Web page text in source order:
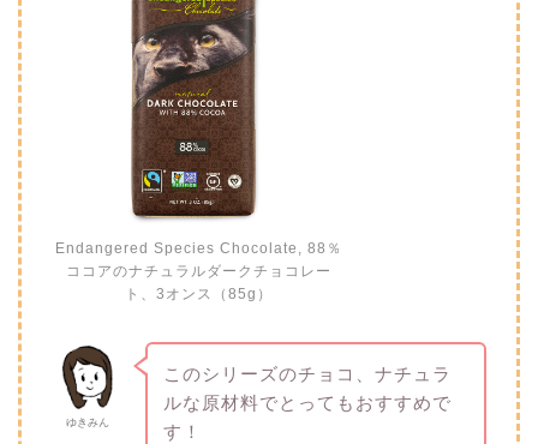
Endangered Species Chocolate, 88％
ココアのナチュラルダークチョコレー
ト、3オンス（85g）
ゆきみん
このシリーズのチョコ、ナチュラ
ルな原材料でとってもおすすめで
す！